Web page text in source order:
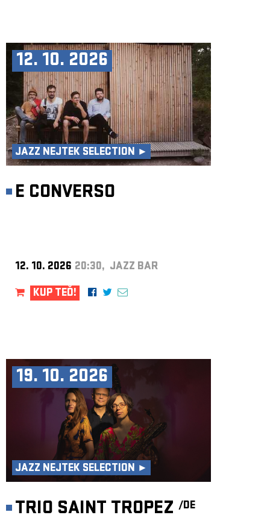
12. 10. 2026
JAZZ NEJTEK SELECTION ►
E CONVERSO
12. 10. 2026 20:30, JAZZ BAR
KUP TEĎ!
19. 10. 2026
JAZZ NEJTEK SELECTION ►
TRIO SAINT TROPEZ /DE